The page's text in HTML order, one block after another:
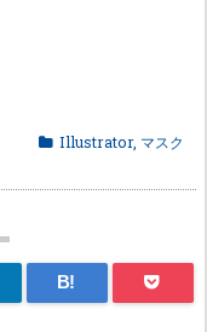
Illustrator, マスク
B!